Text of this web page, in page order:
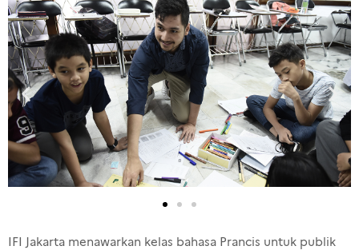
IFI Jakarta menawarkan kelas bahasa Prancis untuk publik